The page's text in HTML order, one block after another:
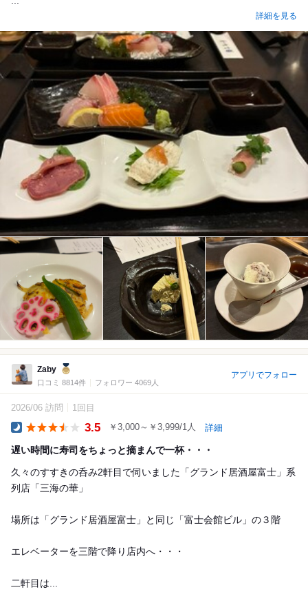
詳細を見る
Zaby
口コミ 8814件 フォロワー 4069人
アプリでフォロー
2026/06 訪問 1回目
3.5 ￥3,000～￥3,999/1人 詳細
遅い時間に寿司をちょっと摘まんで一杯・・・
久々のすすきの呑み2軒目で伺いました「グランド居酒屋富士」系
列店「三海の華」
場所は「グランド居酒屋富士」と同じ「富士会館ビル」の３階
エレベーターを三階で降り店内へ・・・
二軒目は...